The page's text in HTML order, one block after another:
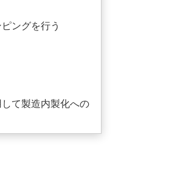
ングを行う
て製造内製化への